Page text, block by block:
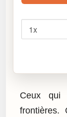
Ceux qui
frontières.